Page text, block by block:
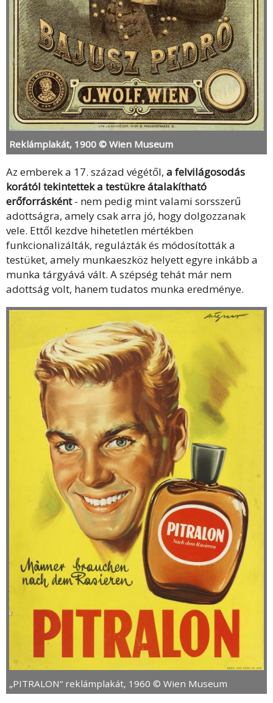
Reklámplakát, 1900 © Wien Museum
Az emberek a 17. század végétől, a felvilágosodás
korától tekintettek a testükre átalakítható
erőforrásként- nem pedig mint valami sorsszerű
adottságra, amely csak arra jó, hogy dolgozzanak
vele. Ettől kezdve hihetetlen mértékben
funkcionalizálták, regulázták és módosították a
testüket, amely munkaeszköz helyett egyre inkább a
munka tárgyává vált. A szépség tehát már nem
adottság volt, hanem tudatos munka eredménye.
„PITRALON“ reklámplakát, 1960 © Wien Museum